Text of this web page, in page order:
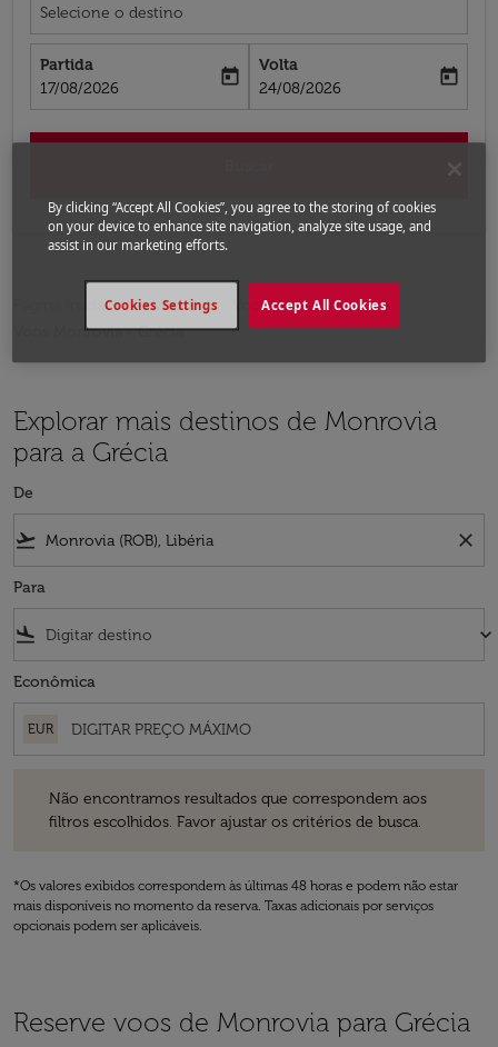
Selecione o destino
Partida
fc-booking-departure-date-aria-label
17/08/2026
today
Volta
fc-booking-return-date-aria-label
24/08/2026
today
Página inicial Voos
Voos para a Grécia
Voos Monrovia - Grécia
Explorar mais destinos de Monrovia
para a Grécia
De
flight_takeoff close
Para
flight_land keyboard_arrow_down
Econômica
EUR
Não encontramos resultados que correspondem aos
filtros escolhidos. Favor ajustar os critérios de busca.
*Os valores exibidos correspondem às últimas 48 horas e podem não estar
mais disponíveis no momento da reserva. Taxas adicionais por serviços
opcionais podem ser aplicáveis.
Reserve voos de Monrovia para Grécia
By clicking “Accept All Cookies”, you agree to the storing of cookies
on your device to enhance site navigation, analyze site usage, and
assist in our marketing efforts.
Accept All Cookies
Cookies Settings